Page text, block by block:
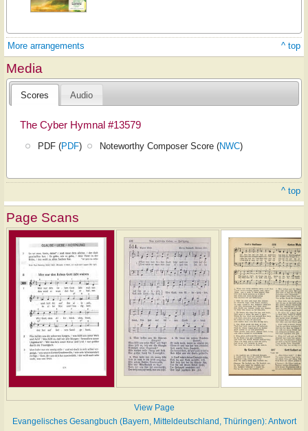
More arrangements ^ top
Media
Scores Audio
The Cyber Hymnal #13579
PDF (PDF) Noteworthy Composer Score (NWC)
^ top
Page Scans
View Page
Evangelisches Gesangbuch (Bayern, Mitteldeutschland, Thüringen): Antwort